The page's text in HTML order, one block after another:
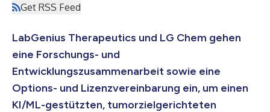
Get RSS Feed
LabGenius Therapeutics und LG Chem gehen
eine Forschungs- und
Entwicklungszusammenarbeit sowie eine
Options- und Lizenzvereinbarung ein, um einen
KI/ML-gestützten, tumorzielgerichteten